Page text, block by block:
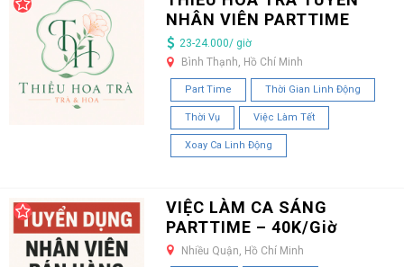
NHÂN VIÊN PARTTIME
23-24.000/ giờ
Bình Thạnh, Hồ Chí Minh
Part Time Thời Gian Linh Động
Thời Vụ Việc Làm Tết
Xoay Ca Linh Động
VIỆC LÀM CA SÁNG
PARTTIME – 40K/Giờ
Nhiều Quận, Hồ Chí Minh